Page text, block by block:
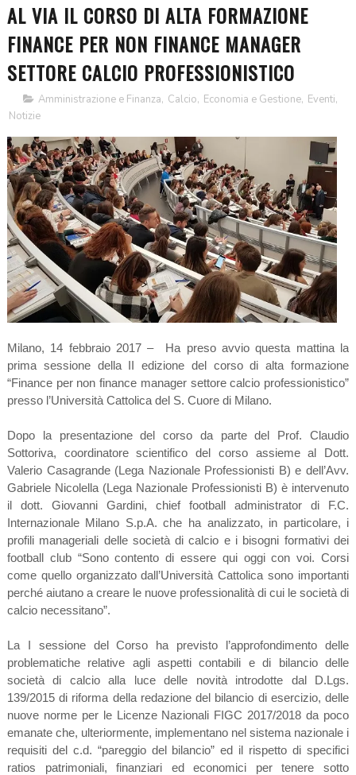
AL VIA IL CORSO DI ALTA FORMAZIONE
FINANCE PER NON FINANCE MANAGER
SETTORE CALCIO PROFESSIONISTICO
Amministrazione e Finanza, Calcio, Economia e Gestione, Eventi,
Notizie
Milano, 14 febbraio 2017 – Ha preso avvio questa mattina la
prima sessione della II edizione del corso di alta formazione
“Finance per non finance manager settore calcio professionistico”
presso l’Università Cattolica del S. Cuore di Milano.
Dopo la presentazione del corso da parte del Prof. Claudio
Sottoriva, coordinatore scientifico del corso assieme al Dott.
Valerio Casagrande (Lega Nazionale Professionisti B) e dell’Avv.
Gabriele Nicolella (Lega Nazionale Professionisti B) è intervenuto
il dott. Giovanni Gardini, chief football administrator di F.C.
Internazionale Milano S.p.A. che ha analizzato, in particolare, i
profili manageriali delle società di calcio e i bisogni formativi dei
football club “Sono contento di essere qui oggi con voi. Corsi
come quello organizzato dall’Università Cattolica sono importanti
perché aiutano a creare le nuove professionalità di cui le società di
calcio necessitano”.
La I sessione del Corso ha previsto l’approfondimento delle
problematiche relative agli aspetti contabili e di bilancio delle
società di calcio alla luce delle novità introdotte dal D.Lgs.
139/2015 di riforma della redazione del bilancio di esercizio, delle
nuove norme per le Licenze Nazionali FIGC 2017/2018 da poco
emanate che, ulteriormente, implementano nel sistema nazionale i
requisiti del c.d. “pareggio del bilancio” ed il rispetto di specifici
ratios patrimoniali, finanziari ed economici per tenere sotto